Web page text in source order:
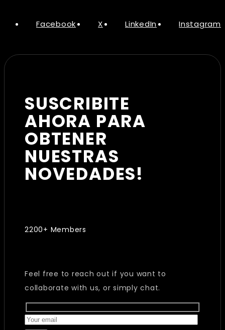
Facebook X LinkedIn Instagram
SUSCRIBITE
AHORA PARA
OBTENER
NUESTRAS
NOVEDADES!
2200+ Members
Feel free to reach out if you want to
collaborate with us, or simply chat.